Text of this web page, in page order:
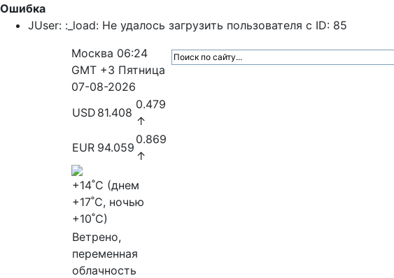
Ошибка
JUser: :_load: Не удалось загрузить пользователя с ID: 85
Москва 06:24
GMT +3 Пятница
07-08-2026
USD 81.408
0.479
↑
EUR 94.059
0.869
↑
+14˚C (днем
+17˚C, ночью
+10˚C)
Ветрено,
переменная
облачность